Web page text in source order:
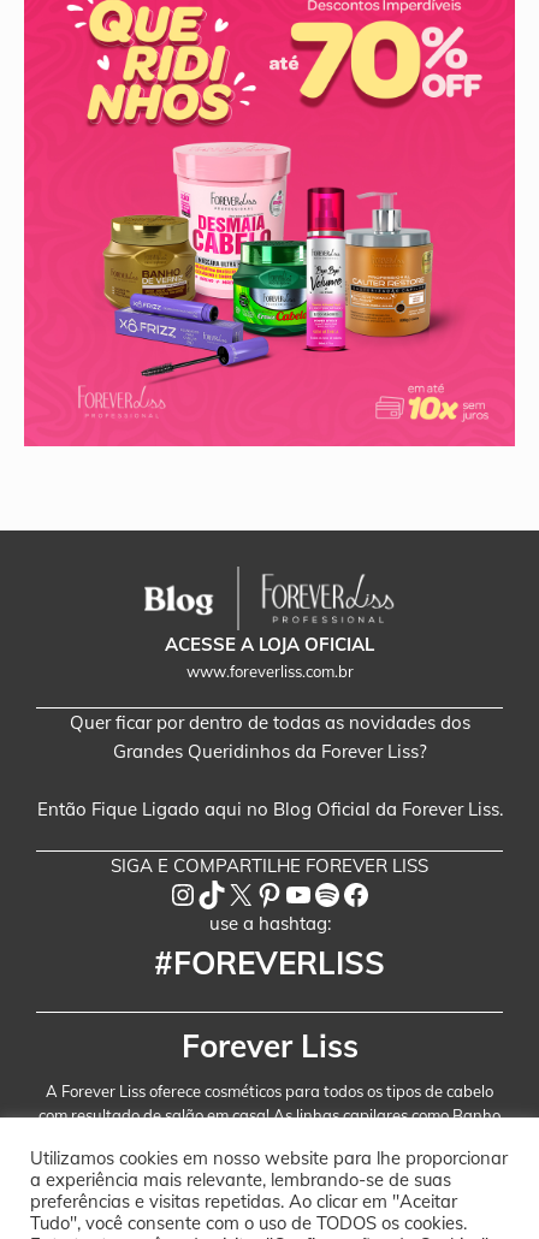
ACESSE A LOJA OFICIAL
www.foreverliss.com.br
SIGA E COMPARTILHE FOREVER LISS
use a hashtag:
#FOREVERLISS
Instagram
TikTok
X Pinterest
Youtube
Spotify
Facebook
Quer ficar por dentro de todas as novidades dos
Grandes Queridinhos da Forever Liss?
Então Fique Ligado aqui no Blog Oficial da Forever Liss.
Forever Liss
A Forever Liss oferece cosméticos para todos os tipos de cabelo
com resultado de salão em casa! As linhas capilares como Banho
brasileiras! Nossos produtos não são testados em animais e
possuímos embalagens em formato de refil que reduzem em até
78% o uso de plástico em relação a uma embalagem
Utilizamos cookies em nosso website para lhe proporcionar
a experiência mais relevante, lembrando-se de suas
preferências e visitas repetidas. Ao clicar em "Aceitar
Tudo", você consente com o uso de TODOS os cookies.